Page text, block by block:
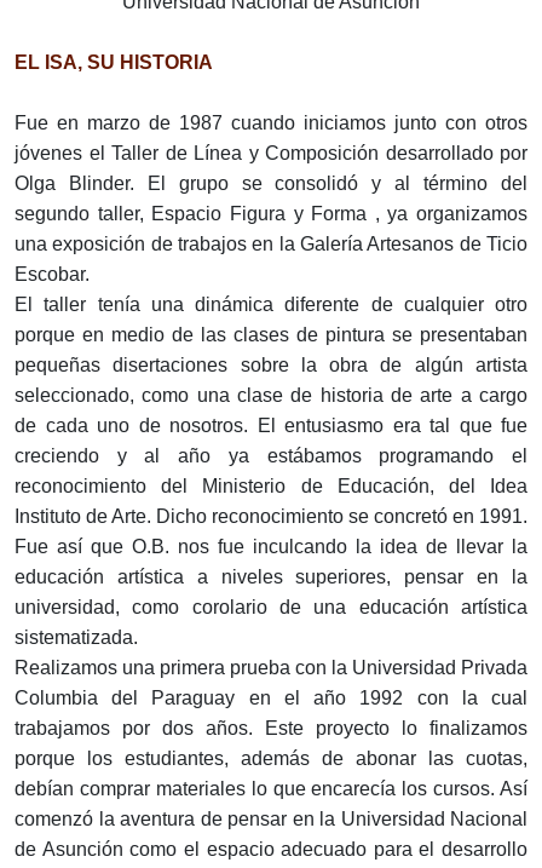
EL ISA, SU HISTORIA
Fue en marzo de 1987 cuando iniciamos junto con otros
jóvenes el Taller de Línea y Composición desarrollado por
Olga Blinder. El grupo se consolidó y al término del
segundo taller, Espacio Figura y Forma , ya organizamos
una exposición de trabajos en la Galería Artesanos de Ticio
Escobar.
El taller tenía una dinámica diferente de cualquier otro
porque en medio de las clases de pintura se presentaban
pequeñas disertaciones sobre la obra de algún artista
seleccionado, como una clase de historia de arte a cargo
de cada uno de nosotros. El entusiasmo era tal que fue
creciendo y al año ya estábamos programando el
reconocimiento del Ministerio de Educación, del Idea
Instituto de Arte. Dicho reconocimiento se concretó en 1991.
Fue así que O.B. nos fue inculcando la idea de llevar la
educación artística a niveles superiores, pensar en la
universidad, como corolario de una educación artística
sistematizada.
Realizamos una primera prueba con la Universidad Privada
Columbia del Paraguay en el año 1992 con la cual
trabajamos por dos años. Este proyecto lo finalizamos
porque los estudiantes, además de abonar las cuotas,
debían comprar materiales lo que encarecía los cursos. Así
comenzó la aventura de pensar en la Universidad Nacional
de Asunción como el espacio adecuado para el desarrollo